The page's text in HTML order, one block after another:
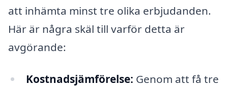
att inhämta minst tre olika erbjudanden.
Här är några skäl till varför detta är
avgörande:
Kostnadsjämförelse: Genom att få tre